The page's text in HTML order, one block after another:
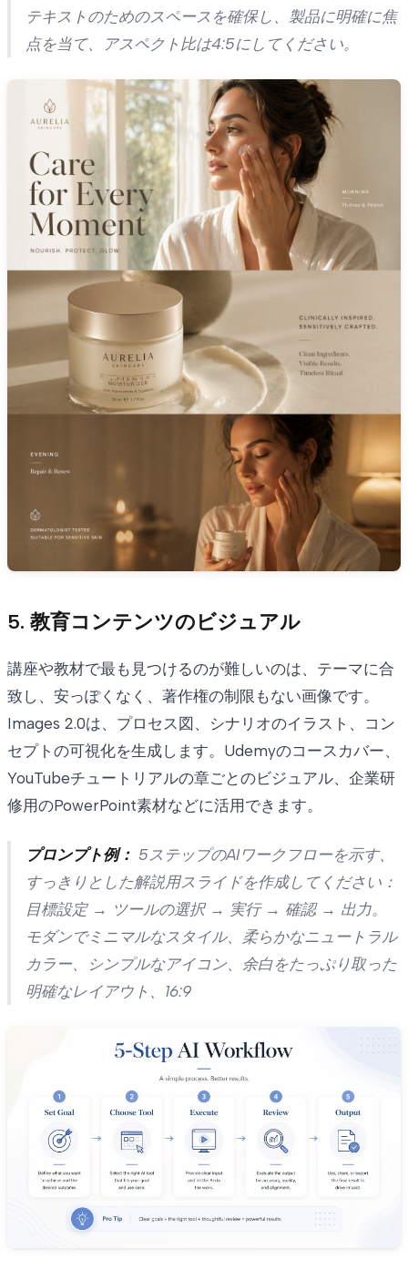
テキストのためのスペースを確保し、製品に明確に焦
点を当て、アスペクト比は4:5にしてください。
5. 教育コンテンツのビジュアル
講座や教材で最も見つけるのが難しいのは、テーマに合
致し、安っぽくなく、著作権の制限もない画像です。
Images 2.0は、プロセス図、シナリオのイラスト、コン
セプトの可視化を生成します。Udemyのコースカバー、
YouTubeチュートリアルの章ごとのビジュアル、企業研
修用のPowerPoint素材などに活用できます。
プロンプト例： 5ステップのAIワークフローを示す、
すっきりとした解説用スライドを作成してください：
目標設定 → ツールの選択 → 実行 → 確認 → 出力。
モダンでミニマルなスタイル、柔らかなニュートラル
カラー、シンプルなアイコン、余白をたっぷり取った
明確なレイアウト、16:9